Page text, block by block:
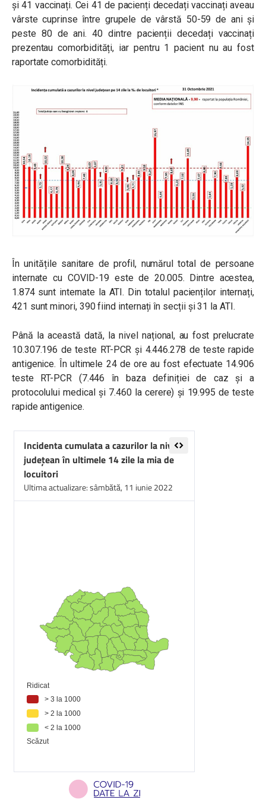
și 41 vaccinați. Cei 41 de pacienți decedați vaccinați aveau
vârste cuprinse între grupele de vârstă 50-59 de ani și
peste 80 de ani. 40 dintre pacienții decedați vaccinați
prezentau comorbidități, iar pentru 1 pacient nu au fost
raportate comorbidități.
În unitățile sanitare de profil, numărul total de persoane
internate cu COVID-19 este de 20.005. Dintre acestea,
1.874 sunt internate la ATI. Din totalul pacienților internați,
421 sunt minori, 390 fiind internați în secții și 31 la ATI.
Până la această dată, la nivel național, au fost prelucrate
10.307.196 de teste RT-PCR și 4.446.278 de teste rapide
antigenice. În ultimele 24 de ore au fost efectuate 14.906
teste RT-PCR (7.446 în baza definiției de caz și a
protocolului medical și 7.460 la cerere) și 19.995 de teste
rapide antigenice.